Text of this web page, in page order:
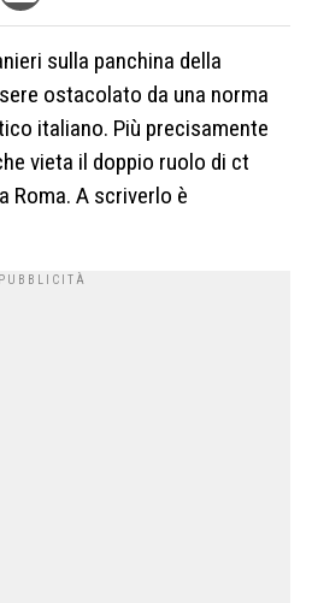
sulla panchina della
ostacolato da una norma
italiano. Più precisamente
vieta il doppio ruolo di ct
Roma. A scriverlo è